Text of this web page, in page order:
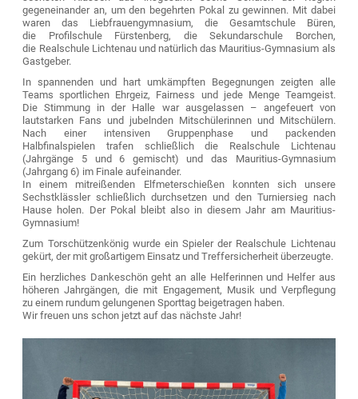
gegeneinander an, um den begehrten Pokal zu gewinnen. Mit dabei
waren das Liebfrauengymnasium, die Gesamtschule Büren,
die Profilschule Fürstenberg, die Sekundarschule Borchen,
die Realschule Lichtenau und natürlich das Mauritius-Gymnasium als
Gastgeber.
In spannenden und hart umkämpften Begegnungen zeigten alle
Teams sportlichen Ehrgeiz, Fairness und jede Menge Teamgeist.
Die Stimmung in der Halle war ausgelassen – angefeuert von
lautstarken Fans und jubelnden Mitschülerinnen und Mitschülern.
Nach einer intensiven Gruppenphase und packenden
Halbfinalspielen trafen schließlich die Realschule Lichtenau
(Jahrgänge 5 und 6 gemischt) und das Mauritius-Gymnasium
(Jahrgang 6) im Finale aufeinander.
In einem mitreißenden Elfmeterschießen konnten sich unsere
Sechstklässler schließlich durchsetzen und den Turniersieg nach
Hause holen. Der Pokal bleibt also in diesem Jahr am Mauritius-
Gymnasium!
Zum Torschützenkönig wurde ein Spieler der Realschule Lichtenau
gekürt, der mit großartigem Einsatz und Treffersicherheit überzeugte.
Ein herzliches Dankeschön geht an alle Helferinnen und Helfer aus
höheren Jahrgängen, die mit Engagement, Musik und Verpflegung
zu einem rundum gelungenen Sporttag beigetragen haben.
Wir freuen uns schon jetzt auf das nächste Jahr!